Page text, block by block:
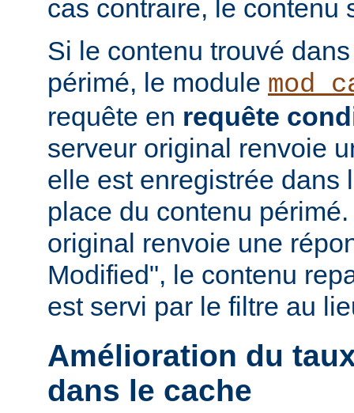
cas contraire, le contenu
Si le contenu trouvé
périmé, le module
requête en requête
serveur original renvoie
elle est enregistrée dans
place du contenu
original renvoie une
Modified", le contenu
est servi par le filtre au
Amélioration du
dans le cache